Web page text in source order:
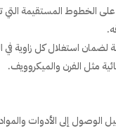
الخطوط المستقيمة
استغلال كل زاوية في
مثل الفرن والميكروويف.